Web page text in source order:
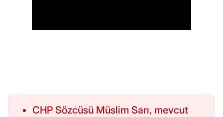
CHP Sözcüsü Müslim Sarı, mevcut